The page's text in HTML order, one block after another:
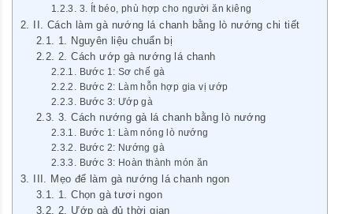
3. Ít béo, phù hợp cho người ăn kiêng
II. Cách làm gà nướng lá chanh bằng lò nướng chi tiết
1. Nguyên liệu chuẩn bị
2. Cách ướp gà nướng lá chanh
Bước 1: Sơ chế gà
Bước 2: Làm hỗn hợp gia vị ướp
Bước 3: Ướp gà
3. Cách nướng gà lá chanh bằng lò nướng
Bước 1: Làm nóng lò nướng
Bước 2: Nướng gà
Bước 3: Hoàn thành món ăn
III. Mẹo để làm gà nướng lá chanh ngon
1. Chọn gà tươi ngon
2. Ướp gà đủ thời gian